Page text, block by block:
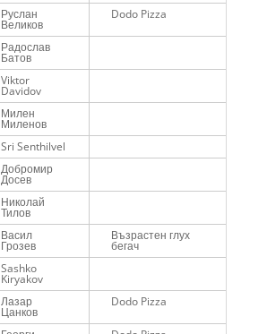
Руслан
Великов
Dodo Pizza
Радослав
Батов
Viktor
Davidov
Милен
Миленов
Sri Senthilvel
Добромир
Досев
Николай
Тилов
Васил
Грозев
Възрастен глух
бегач
Sashko
Kiryakov
Лазар
Цанков
Dodo Pizza